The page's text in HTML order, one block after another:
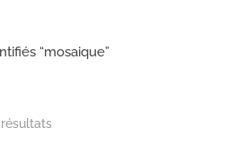
“mosaique”
résultats